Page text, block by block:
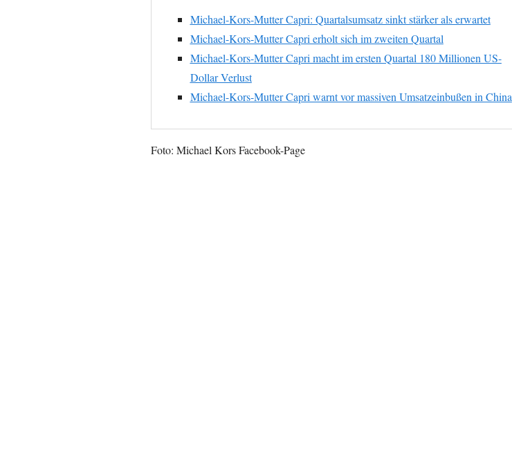
Michael-Kors-Mutter Capri: Quartalsumsatz sinkt stärker als erwartet
Michael-Kors-Mutter Capri erholt sich im zweiten Quartal
Michael-Kors-Mutter Capri macht im ersten Quartal 180 Millionen US-
Dollar Verlust
Michael-Kors-Mutter Capri warnt vor massiven Umsatzeinbußen in China
Foto: Michael Kors Facebook-Page